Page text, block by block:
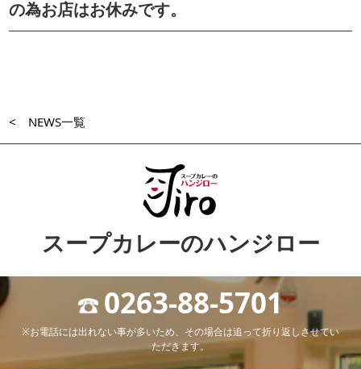
の為お店はお休みです。
< NEWS一覧
スープカレーのハンジロー
0263-88-5701
※お電話には出れない事が多いため、その場合は追って折り返しさせてい
ただきます。